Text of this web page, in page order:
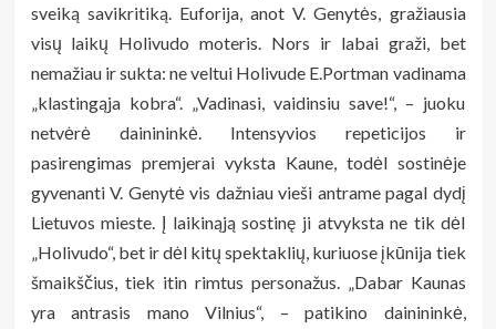
sveiką savikritiką. Euforija, anot V. Genytės, gražiausia
visų laikų Holivudo moteris. Nors ir labai graži, bet
nemažiau ir sukta: ne veltui Holivude E.Portman vadinama
„klastingąja kobra“. „Vadinasi, vaidinsiu save!“, – juoku
netvėrė dainininkė. Intensyvios repeticijos ir
pasirengimas premjerai vyksta Kaune, todėl sostinėje
gyvenanti V. Genytė vis dažniau vieši antrame pagal dydį
Lietuvos mieste. Į laikinąją sostinę ji atvyksta ne tik dėl
„Holivudo“, bet ir dėl kitų spektaklių, kuriuose įkūnija tiek
šmaikščius, tiek itin rimtus personažus. „Dabar Kaunas
yra antrasis mano Vilnius“, – patikino dainininkė,